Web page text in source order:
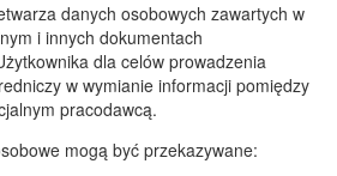
danych osobowych zawartych w
i innych dokumentach
dla celów prowadzenia
w wymianie informacji pomiędzy
pracodawcą.
mogą być przekazywane: